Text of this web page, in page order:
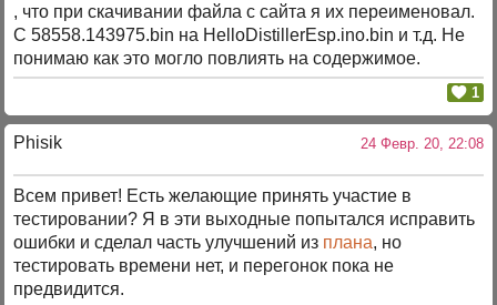
, что при скачивании файла с сайта я их переименовал.
С 58558.143975.bin на HelloDistillerEsp.ino.bin и т.д. Не
понимаю как это могло повлиять на содержимое.
1
Phisik 24 Февр. 20, 22:08
Всем привет! Есть желающие принять участие в
тестировании? Я в эти выходные попытался исправить
ошибки и сделал чаcть улучшений из плана, но
тестировать времени нет, и перегонок пока не
предвидится.